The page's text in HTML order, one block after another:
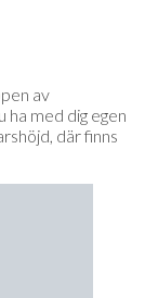
av
ha med dig egen
där finns